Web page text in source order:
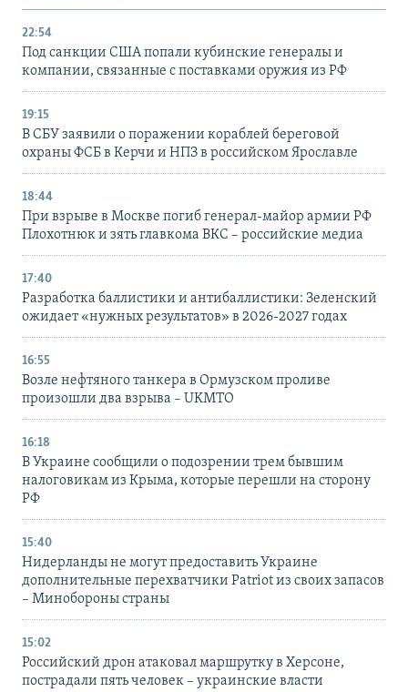
22:54
Под санкции США попали кубинские генералы и
компании, связанные с поставками оружия из РФ
19:15
В СБУ заявили о поражении кораблей береговой
охраны ФСБ в Керчи и НПЗ в российском Ярославле
18:44
При взрыве в Москве погиб генерал-майор армии РФ
Плохотнюк и зять главкома ВКС – российские медиа
17:40
Разработка баллистики и антибаллистики: Зеленский
ожидает «нужных результатов» в 2026-2027 годах
16:55
Возле нефтяного танкера в Ормузском проливе
произошли два взрыва – UKMTO
16:18
В Украине сообщили о подозрении трем бывшим
налоговикам из Крыма, которые перешли на сторону
РФ
15:40
Нидерланды не могут предоставить Украине
дополнительные перехватчики Patriot из своих запасов
– Минобороны страны
15:02
Российский дрон атаковал маршрутку в Херсоне,
пострадали пять человек – украинские власти